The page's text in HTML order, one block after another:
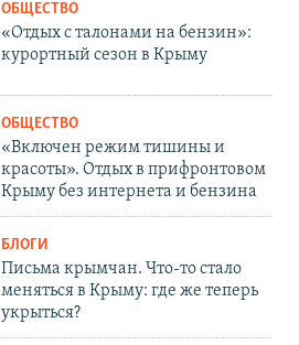
ОБЩЕСТВО
«Отдых с талонами на бензин»:
курортный сезон в Крыму
ОБЩЕСТВО
«Включен режим тишины и
красоты». Отдых в прифронтовом
Крыму без интернета и бензина
БЛОГИ
Письма крымчан. Что-то стало
меняться в Крыму: где же теперь
укрыться?